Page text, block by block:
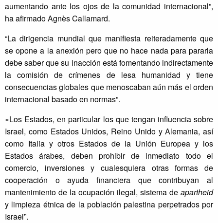
aumentando ante los ojos de la comunidad internacional”,
ha afirmado Agnès Callamard.
“La dirigencia mundial que manifiesta reiteradamente que
se opone a la anexión pero que no hace nada para pararla
debe saber que su inacción está fomentando indirectamente
la comisión de crímenes de lesa humanidad y tiene
consecuencias globales que menoscaban aún más el orden
internacional basado en normas”.
«Los Estados, en particular los que tengan influencia sobre
Israel, como Estados Unidos, Reino Unido y Alemania, así
como Italia y otros Estados de la Unión Europea y los
Estados árabes, deben prohibir de inmediato todo el
comercio, inversiones y cualesquiera otras formas de
cooperación o ayuda financiera que contribuyan al
mantenimiento de la ocupación ilegal, sistema de apartheid
y limpieza étnica de la población palestina perpetrados por
Israel”.